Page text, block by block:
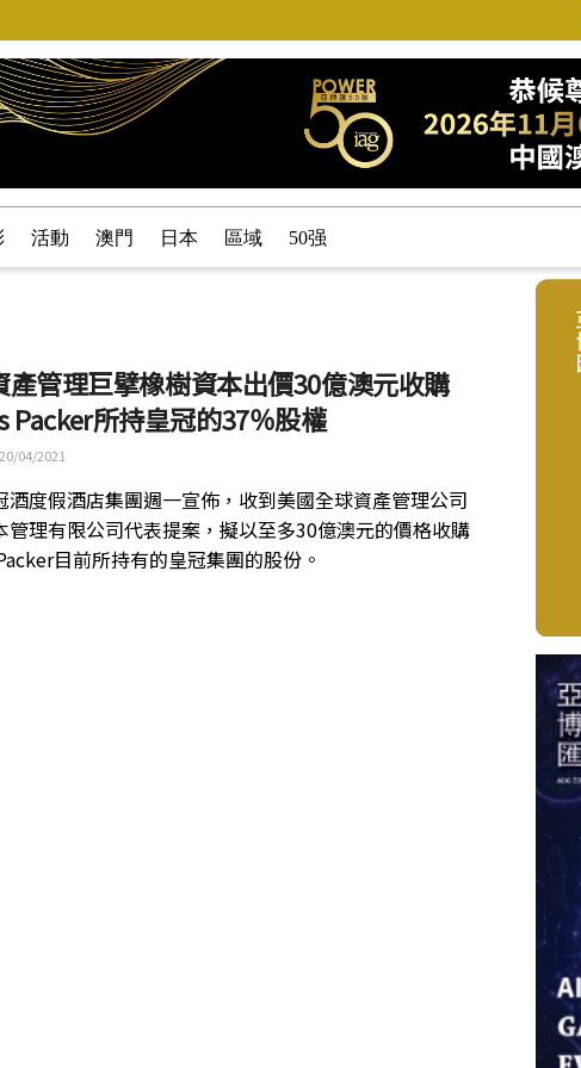
活動 澳門 日本 區域 50强
產管理巨擘橡樹資本出價30億澳元收購
Packer所持皇冠的37％股權
04/2021
酒度假酒店集團週一宣佈，收到美國全球資產管理公司
管理有限公司代表提案，擬以至多30億澳元的價格收購
目前所持有的皇冠集團的股份。